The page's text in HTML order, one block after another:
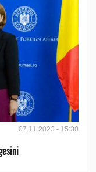
07.11.2023 - 15:30